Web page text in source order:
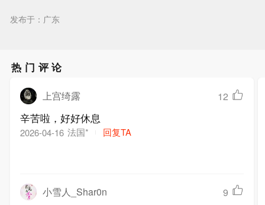
发布于：广东
热门评论
上宫绮露 12
辛苦啦，好好休息
2026-04-16 法国* 回复TA
小雪人_Shar0n 9